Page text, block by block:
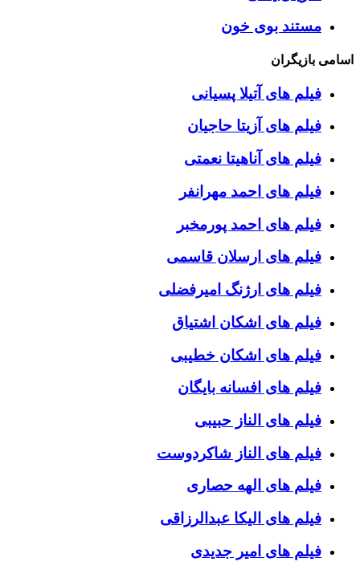
مستند بوی خون
اسامی بازیگران
فیلم های آتیلا پسیانی
فیلم های آزیتا حاجیان
فیلم های آناهیتا نعمتی
فیلم های احمد مهرانفر
فیلم های احمد پورمخبر
فیلم های ارسلان قاسمی
فیلم های ارژنگ امیرفضلی
فیلم های اشکان اشتیاق
فیلم های اشکان خطیبی
فیلم های افسانه بایگان
فیلم های الناز حبیبی
فیلم های الناز شاکردوست
فیلم های الهه حصاری
فیلم های الیکا عبدالرزاقی
فیلم های امیر جدیدی